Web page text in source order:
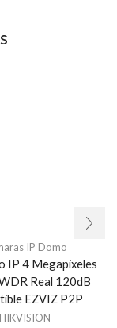
IP Domo
IP 4 Megapixeles
Real 120dB
EZVIZ P2P
HIKVISION